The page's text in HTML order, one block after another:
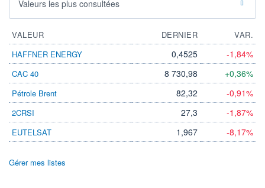
VOLUME
25 714
CAPITAL ÉCHANGÉ
07.08.26 / 12:05:48
LIMITE À LA
BAISSE
LIMITE À LA
HAUSSE
RENDEMENT PER ESTIMÉ
Valeurs les plus consultées
VALEUR DERNIER
VAR.
HAFFNER ENERGY
0,4525 -1,84%
CAC 40 8 730,98 +0,36%
Pétrole Brent 82,32 -0,91%
2CRSI 27,3 -1,87%
EUTELSAT 1,967 -8,17%
Gérer mes listes